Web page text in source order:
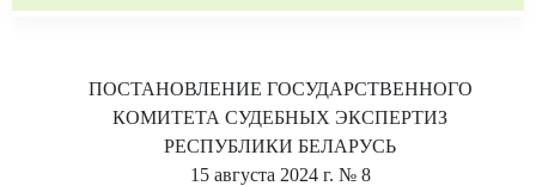
ПОСТАНОВЛЕНИЕ ГОСУДАРСТВЕННОГО
КОМИТЕТА СУДЕБНЫХ ЭКСПЕРТИЗ
РЕСПУБЛИКИ БЕЛАРУСЬ
15 августа 2024 г. № 8